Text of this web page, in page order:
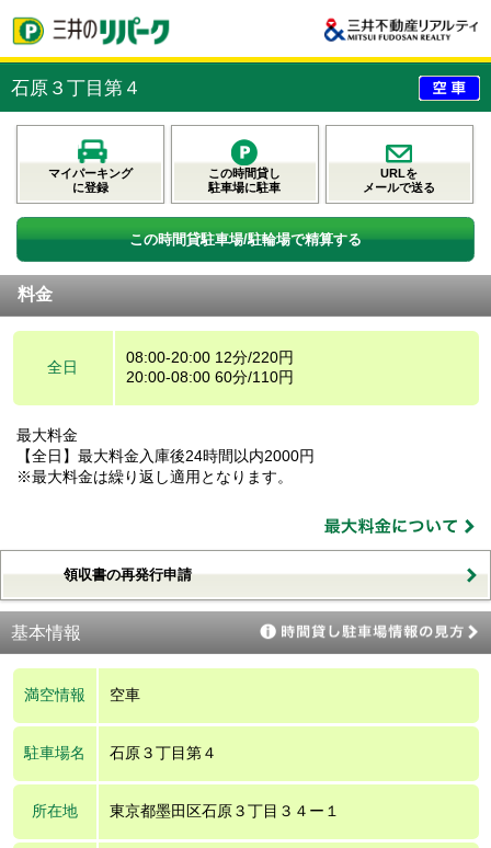
石原３丁目第４
マイパーキング
に登録
この時間貸し
駐車場に駐車
URLを
メールで送る
この時間貸駐車場/駐輪場で精算する
料金
全日
08:00-20:00 12分/220円
20:00-08:00 60分/110円
最大料金
【全日】最大料金入庫後24時間以内2000円
※最大料金は繰り返し適用となります。
領収書の再発行申請
基本情報
満空情報 空車
駐車場名 石原３丁目第４
所在地 東京都墨田区石原３丁目３４ー１